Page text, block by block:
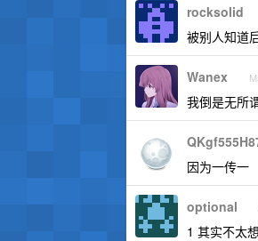
rocksolid
被别人知道
Wanex
我倒是无所
因为一传一
optional
1 其实不太